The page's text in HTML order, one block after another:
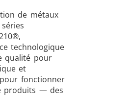
de métaux
technologique
qualité pour
et
fonctionner
produits — des